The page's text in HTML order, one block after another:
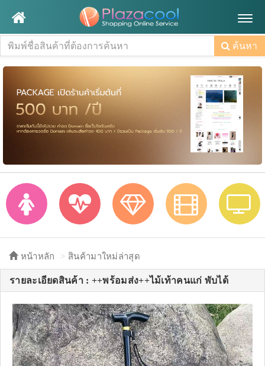
ค้นหา
หน้าหลัก สินค้ามาใหม่ล่าสุด
รายละเอียดสินค้า : ++พร้อมส่ง++ไม้เท้าคนแก่ พับได้